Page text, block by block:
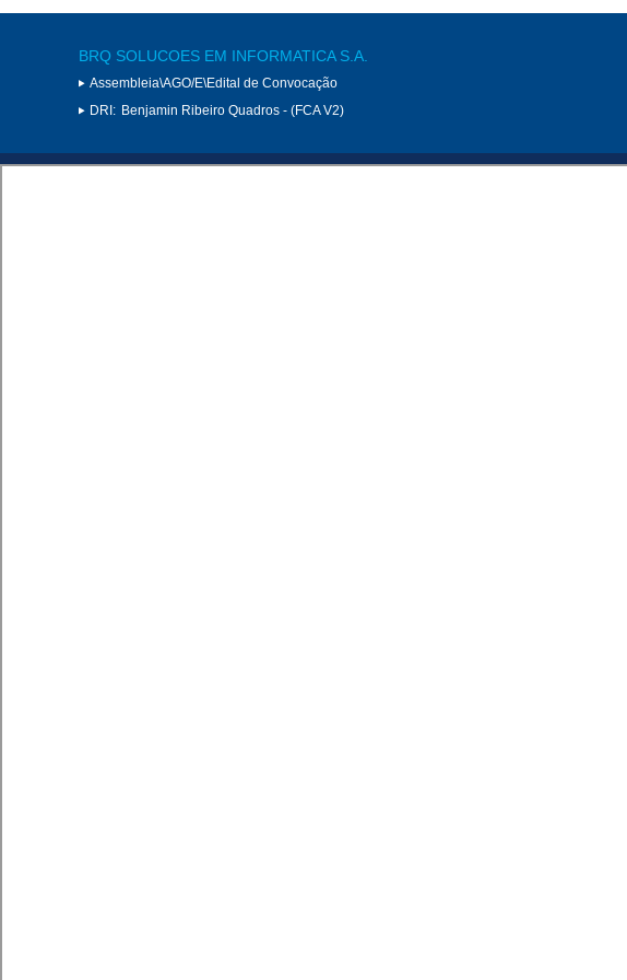
BRQ SOLUCOES EM INFORMATICA S.A.
Assembleia\AGO/E\Edital de Convocação
DRI: Benjamin Ribeiro Quadros - (FCA V2)